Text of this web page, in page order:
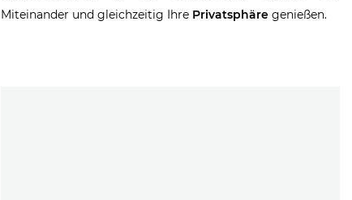
Miteinander und gleichzeitig Ihre Privatsphäre genießen.